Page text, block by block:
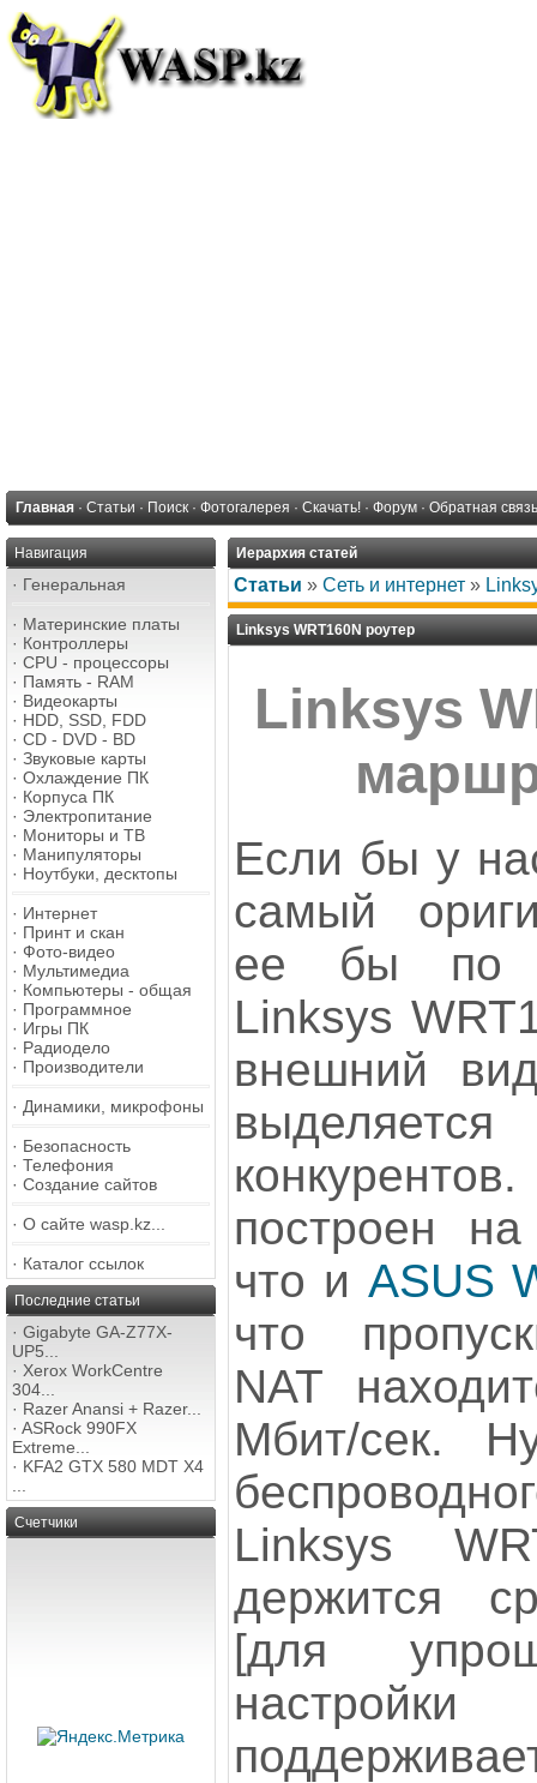
Главная · Статьи · Поиск · Фотогалерея · Скачать! · Форум · Обратная связь
Навигация
· Генеральная
· Материнские платы
· Контроллеры
· CPU - процессоры
· Память - RAM
· Видеокарты
· HDD, SSD, FDD
· CD - DVD - BD
· Звуковые карты
· Охлаждение ПК
· Корпуса ПК
· Электропитание
· Мониторы и ТВ
· Манипуляторы
· Ноутбуки, десктопы
· Интернет
· Принт и скан
· Фото-видео
· Мультимедиа
· Компьютеры - общая
· Программное
· Игры ПК
· Радиодело
· Производители
· Динамики, микрофоны
· Безопасность
· Телефония
· Создание сайтов
· О сайте wasp.kz...
· Каталог ссылок
Последние статьи
· Gigabyte GA-Z77X-
UP5...
· Xerox WorkCentre
304...
· Razer Anansi + Razer...
· ASRock 990FX
Extreme...
· KFA2 GTX 580 MDT X4
Счетчики
Иерархия статей
Статьи » Сеть и интернет »
Linksys WRT160N роутер
Linksys
Если бы у
самый
ее бы по
Linksys
внешний
построен
что и ASUS
что
NAT
Мбит/сек.
Linksys
держится
[для